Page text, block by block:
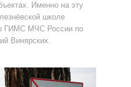
Именно на эту
школе
ГИМС МЧС России по
Винярских.